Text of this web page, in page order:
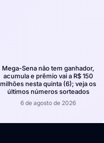
Mega-Sena não tem ganhador,
acumula e prêmio vai a R$ 150
milhões nesta quinta (6); veja os
últimos números sorteados
6 de agosto de 2026